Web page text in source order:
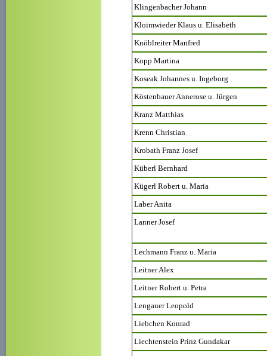
Klingenbacher Johann
Kloimwieder Klaus u. Elisabeth
Knöblreiter Manfred
Kopp Martina
Koseak Johannes u. Ingeborg
Köstenbauer Annerose u. Jürgen
Kranz Matthias
Krenn Christian
Krobath Franz Josef
Küberl Bernhard
Kügerl Robert u. Maria
Laber Anita
Lanner Josef
Lechmann Franz u. Maria
Leitner Alex
Leitner Robert u. Petra
Lengauer Leopold
Liebchen Konrad
Liechtenstein Prinz Gundakar